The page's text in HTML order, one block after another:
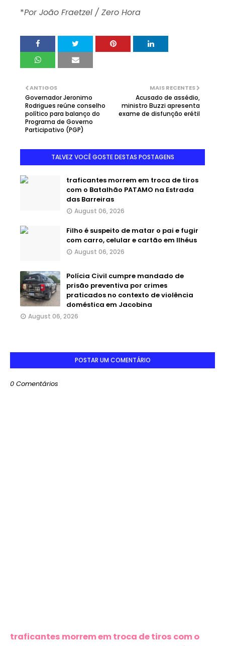
*Por João Fraetzel / Zero Hora
MAIS RECENTES
Acusado de assédio,
ministro Buzzi apresenta
exame de disfunção erétil
ANTIGOS
Governador Jeronimo
Rodrigues reúne conselho
político para balanço do
Programa de Governo
Participativo (PGP)
TALVEZ VOCÊ GOSTE DESTAS POSTAGENS
traficantes morrem em troca de tiros
com o Batalhão PATAMO na Estrada
das Barreiras
August 06, 2026
Filho é suspeito de matar o pai e fugir
com carro, celular e cartão em Ilhéus
August 06, 2026
Polícia Civil cumpre mandado de
prisão preventiva por crimes
praticados no contexto de violência
doméstica em Jacobina
August 06, 2026
POSTAR UM COMENTÁRIO
0 Comentários
traficantes morrem em troca de tiros com o